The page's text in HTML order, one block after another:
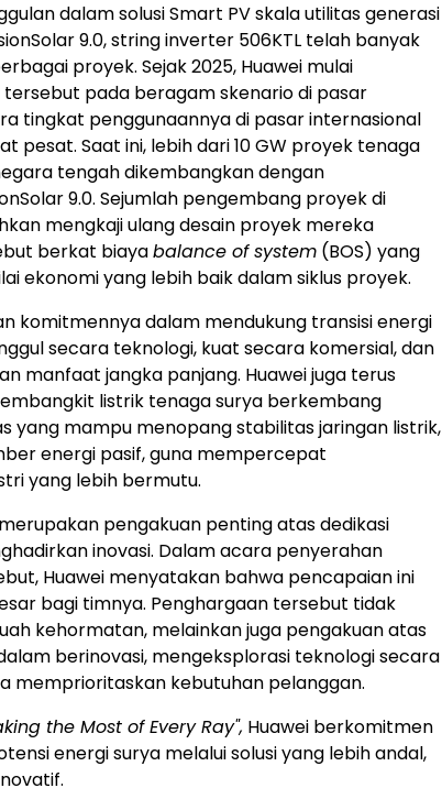
dalam solusi Smart PV skala utilitas generasi
9.0, string inverter 506KTL telah banyak
proyek. Sejak 2025, Huawei mulai
pada beragam skenario di pasar
tingkat penggunaannya di pasar internasional
pesat. Saat ini, lebih dari 10 GW proyek tenaga
tengah dikembangkan dengan
9.0. Sejumlah pengembang proyek di
mengkaji ulang desain proyek mereka
berkat biayabalance of system (BOS) yang
ekonomi yang lebih baik dalam siklus proyek.
komitmennya dalam mendukung transisi energi
secara teknologi, kuat secara komersial, dan
manfaat jangka panjang. Huawei juga terus
listrik tenaga surya berkembang
yang mampu menopang stabilitas jaringan listrik,
energi pasif, guna mempercepat
yang lebih bermutu.
pengakuan penting atas dedikasi
inovasi. Dalam acara penyerahan
Huawei menyatakan bahwa pencapaian ini
bagi timnya. Penghargaan tersebut tidak
kehormatan, melainkan juga pengakuan atas
berinovasi, mengeksplorasi teknologi secara
memprioritaskan kebutuhan pelanggan.
the Most of Every Ray", Huawei berkomitmen
energi surya melalui solusi yang lebih andal,